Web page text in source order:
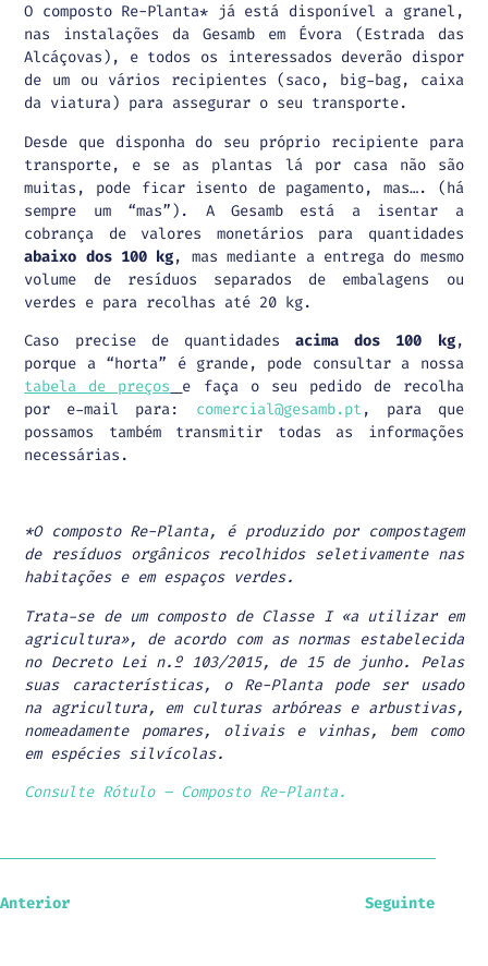
O composto Re-Planta* já está disponível a granel,
nas instalações da Gesamb em Évora (Estrada das
Alcáçovas), e todos os interessados deverão dispor
de um ou vários recipientes (saco, big-bag, caixa
da viatura) para assegurar o seu transporte.
Desde que disponha do seu próprio recipiente para
transporte, e se as plantas lá por casa não são
muitas, pode ficar isento de pagamento, mas…. (há
sempre um “mas”). A Gesamb está a isentar a
cobrança de valores monetários para quantidades
abaixo dos 100 kg, mas mediante a entrega do mesmo
volume de resíduos separados de embalagens ou
verdes e para recolhas até 20 kg.
Caso precise de quantidadesacima dos 100 kg,
porque a “horta” é grande, pode consultar a nossa
tabela de preços
e faça o seu pedido de recolha
por e-mail para: comercial@gesamb.pt , para que
possamos também transmitir todas as informações
necessárias.
*O composto Re-Planta, é produzido por compostagem
de resíduos orgânicos recolhidos seletivamente nas
habitações e em espaços verdes.
Trata-se de um composto de Classe I «a utilizar em
agricultura», de acordo com as normas estabelecida
no Decreto Lei n.º 103/2015, de 15 de junho. Pelas
suas características, o Re-Planta pode ser usado
na agricultura, em culturas arbóreas e arbustivas,
nomeadamente pomares, olivais e vinhas, bem como
em espécies silvícolas.
Consulte Rótulo – Composto Re-Planta.
Anterior Seguinte